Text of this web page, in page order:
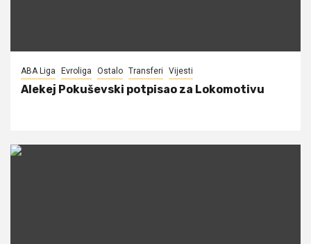
ABA Liga Evroliga Ostalo Transferi Vijesti
Alekej Pokuševski potpisao za Lokomotivu